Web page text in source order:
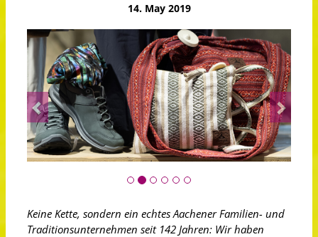
14. May 2019
Previous Next
Keine Kette, sondern ein echtes Aachener Familien- und
Traditionsunternehmen seit 142 Jahren: Wir haben